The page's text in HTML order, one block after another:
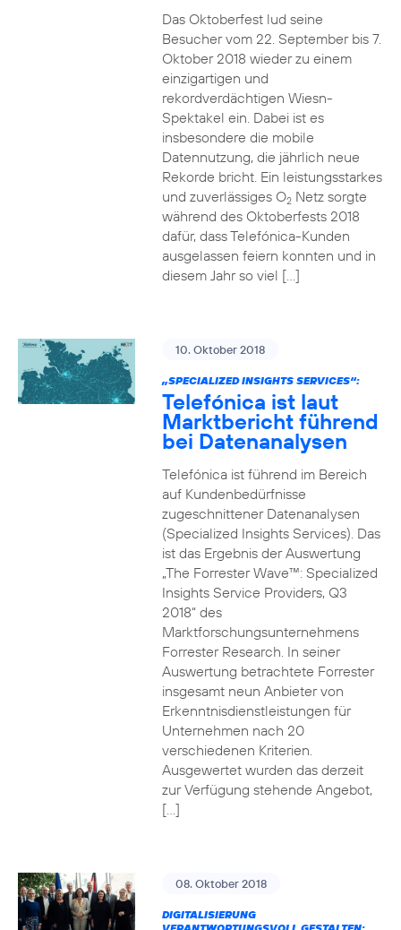
Das Oktoberfest lud seine
Besucher vom 22. September bis 7.
Oktober 2018 wieder zu einem
einzigartigen und
rekordverdächtigen Wiesn-
Spektakel ein. Dabei ist es
insbesondere die mobile
Datennutzung, die jährlich neue
Rekorde bricht. Ein leistungsstarkes
und zuverlässiges O2Netz sorgte
während des Oktoberfests 2018
dafür, dass Telefónica-Kunden
ausgelassen feiern konnten und in
diesem Jahr so viel […]
10. Oktober 2018
„SPECIALIZED INSIGHTS SERVICES“:
Telefónica ist laut
Marktbericht führend
bei Datenanalysen
Telefónica ist führend im Bereich
auf Kundenbedürfnisse
zugeschnittener Datenanalysen
(Specialized Insights Services). Das
ist das Ergebnis der Auswertung
„The Forrester Wave™: Specialized
Insights Service Providers, Q3
2018“ des
Marktforschungsunternehmens
Forrester Research. In seiner
Auswertung betrachtete Forrester
insgesamt neun Anbieter von
Erkenntnisdienstleistungen für
Unternehmen nach 20
verschiedenen Kriterien.
Ausgewertet wurden das derzeit
zur Verfügung stehende Angebot,
[…]
08. Oktober 2018
DIGITALISIERUNG